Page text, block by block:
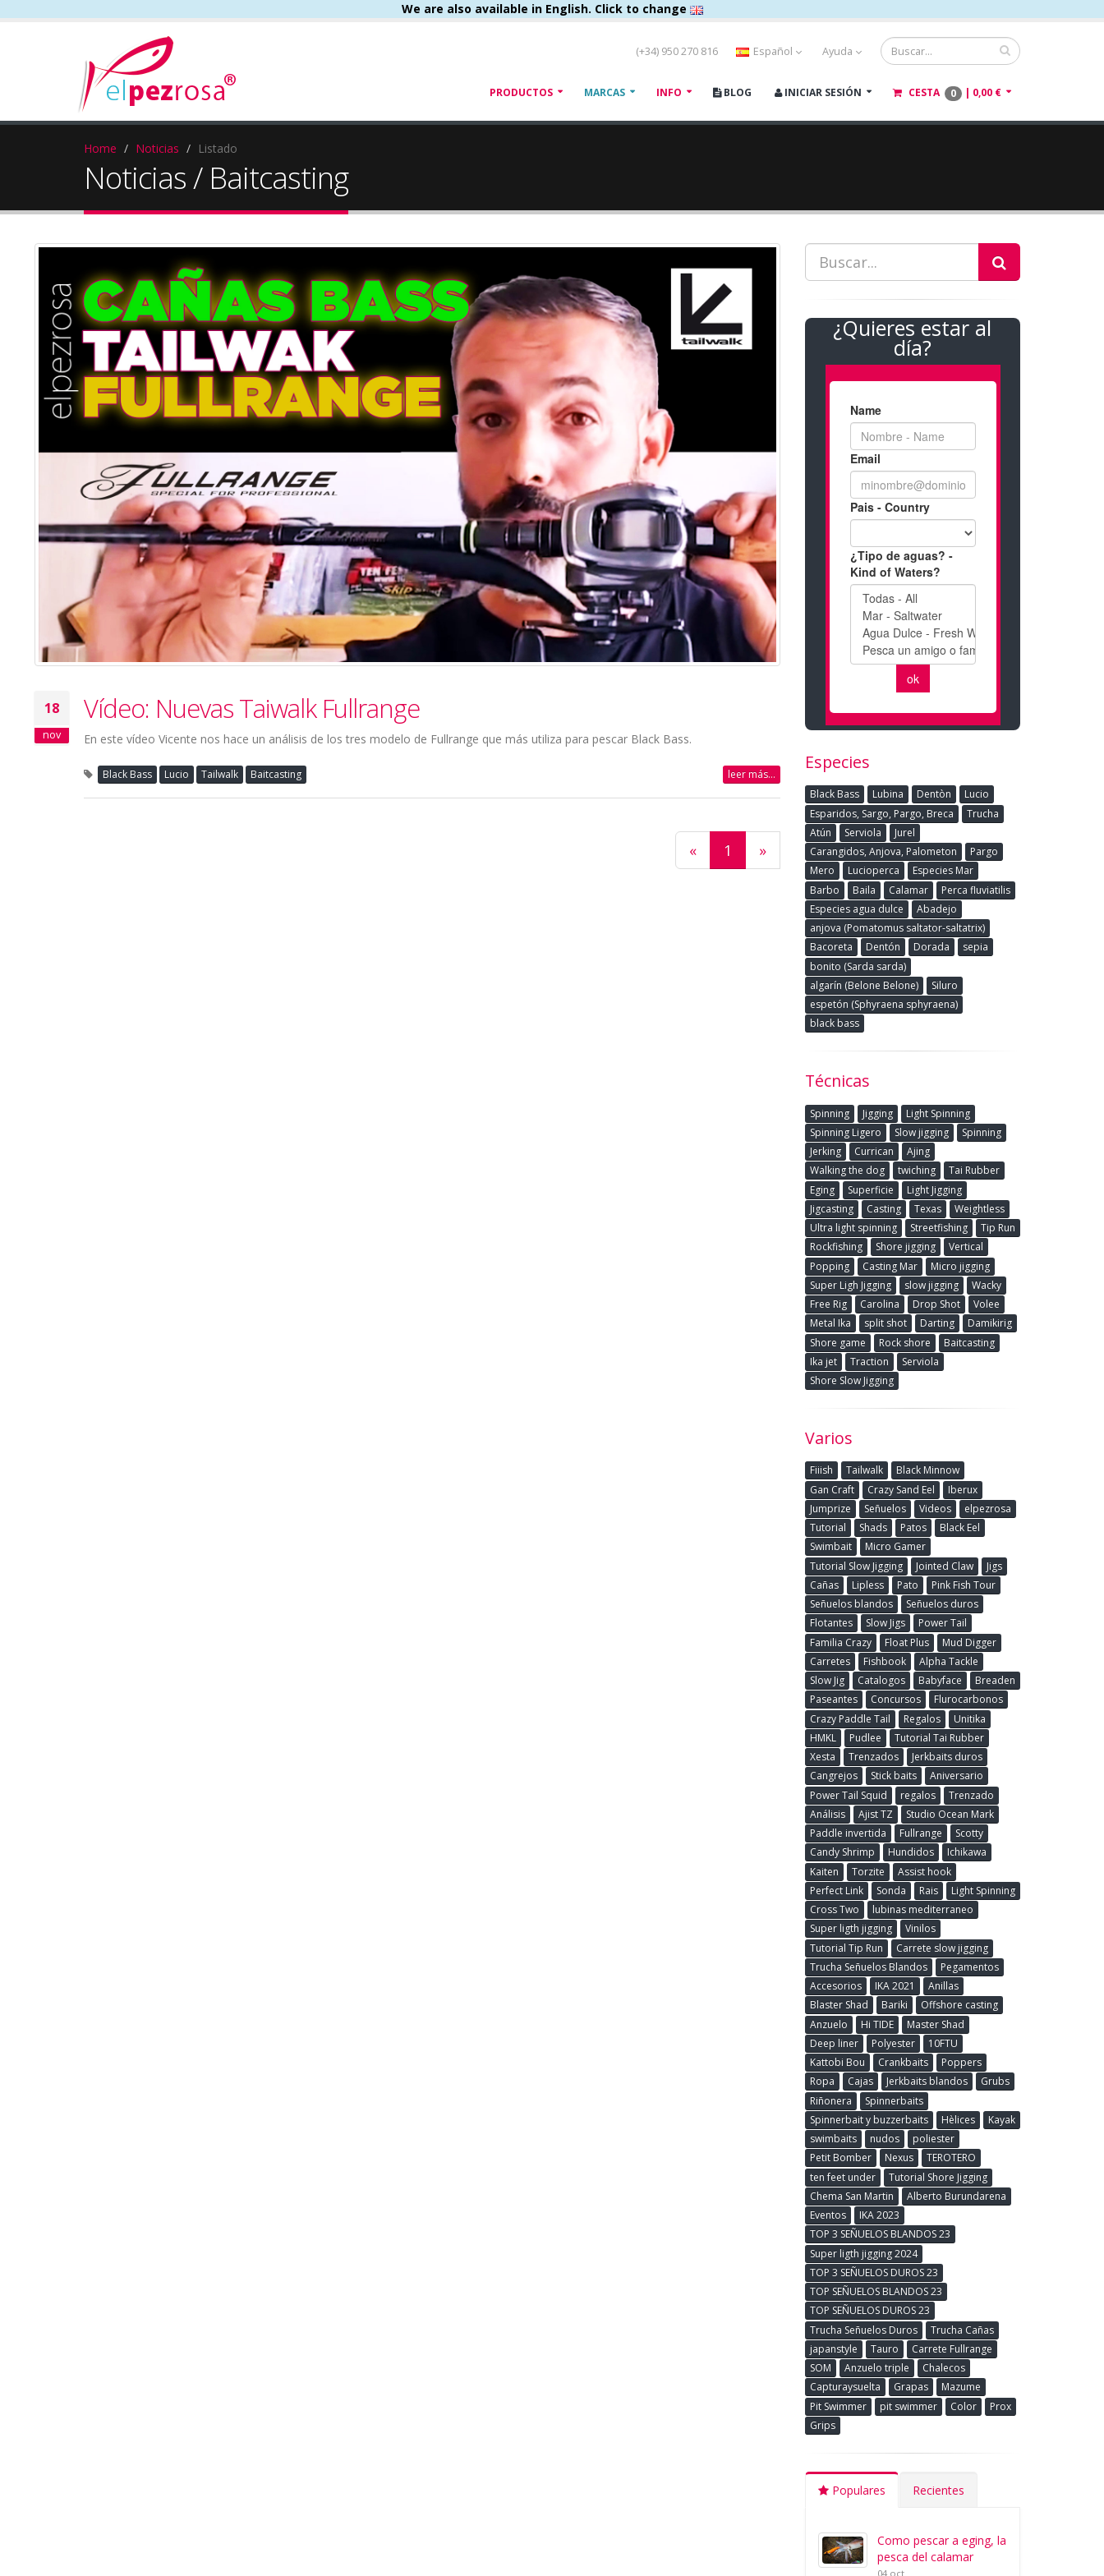
We are also available in English. Click to change
(+34) 950 270 816 Español Ayuda
PRODUCTOS MARCAS INFO BLOG INICIAR SESIÓN CESTA 0 | 0,00 €
Home Noticias Listado
Noticias / Baitcasting
18
nov
Vídeo: Nuevas Taiwalk Fullrange
En este vídeo Vicente nos hace un análisis de los tres modelo de Fullrange que más utiliza para pescar Black Bass.
Black Bass Lucio Tailwalk Baitcasting leer más...
« 1 »
¿Quieres estar al
día?
Especies
Black Bass Lubina Dentòn
Lucio
Esparidos, Sargo, Pargo, Breca
Trucha
Atún
Serviola
Jurel
Carangidos, Anjova, Palometon
Pargo
Mero
Lucioperca
Especies Mar
Barbo
Baila Calamar
Perca fluviatilis
Especies agua dulce
Abadejo
anjova (Pomatomus saltator-saltatrix)
Bacoreta
Dentón Dorada
sepia
bonito (Sarda sarda)
algarín (Belone Belone)
Siluro
espetón (Sphyraena sphyraena)
black bass
Técnicas
Spinning Jigging
Light Spinning
Spinning Ligero
Slow jigging
Spinning
Jerking
Currican
Ajing
Walking the dog
twiching
Tai Rubber
Eging
Superficie
Light Jigging
Jigcasting
Casting Texas
Weightless
Ultra light spinning
Streetfishing
Tip Run
Rockfishing
Shore jigging
Vertical
Popping
Casting Mar
Micro jigging
Super Ligh Jigging
slow jigging
Wacky
Free Rig
Carolina Drop Shot
Volee
Metal Ika
split shot Darting
Damikirig
Shore game
Rock shore
Baitcasting
Ika jet
Traction
Serviola
Shore Slow Jigging
Varios
Fiiish Tailwalk
Black Minnow
Gan Craft
Crazy Sand Eel
Iberux
Jumprize
Señuelos Videos
elpezrosa
Tutorial
Shads Patos
Black Eel
Swimbait
Micro Gamer
Tutorial Slow Jigging
Jointed Claw
Jigs
Cañas
Lipless Pato
Pink Fish Tour
Señuelos blandos
Señuelos duros
Flotantes
Slow Jigs
Power Tail
Familia Crazy
Float Plus
Mud Digger
Carretes
Fishbook
Alpha Tackle
Slow Jig
Catalogos Babyface
Breaden
Paseantes
Concursos
Flurocarbonos
Crazy Paddle Tail
Regalos
Unitika
HMKL
Pudlee
Tutorial Tai Rubber
Xesta
Trenzados
Jerkbaits duros
Cangrejos
Stick baits
Aniversario
Power Tail Squid
regalos
Trenzado
Análisis
Ajist TZ
Studio Ocean Mark
Paddle invertida
Fullrange
Scotty
Candy Shrimp
Hundidos
Ichikawa
Kaiten
Torzite
Assist hook
Perfect Link
Sonda Rais
Light Spinning
Cross Two
lubinas mediterraneo
Super ligth jigging
Vinilos
Tutorial Tip Run
Carrete slow jigging
Trucha Señuelos Blandos
Pegamentos
Accesorios
IKA 2021
Anillas
Blaster Shad
Bariki
Offshore casting
Anzuelo
Hi TIDE
Master Shad
Deep liner
Polyester
10FTU
Kattobi Bou
Crankbaits
Poppers
Ropa
Cajas Jerkbaits blandos
Grubs
Riñonera
Spinnerbaits
Spinnerbait y buzzerbaits
Hèlices
Kayak
swimbaits
nudos
poliester
Petit Bomber
Nexus
TEROTERO
ten feet under
Tutorial Shore Jigging
Chema San Martin
Alberto Burundarena
Eventos
IKA 2023
TOP 3 SEÑUELOS BLANDOS 23
Super ligth jigging 2024
TOP 3 SEÑUELOS DUROS 23
TOP SEÑUELOS BLANDOS 23
TOP SEÑUELOS DUROS 23
Trucha Señuelos Duros
Trucha Cañas
japanstyle
Tauro
Carrete Fullrange
SOM
Anzuelo triple
Chalecos
Capturaysuelta
Grapas
Mazume
Pit Swimmer
pit swimmer Color
Prox
Grips
Populares Recientes
Como pescar a eging, la
pesca del calamar
04 oct